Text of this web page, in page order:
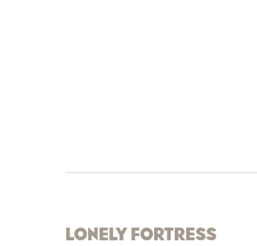
LONELY FORTRESS